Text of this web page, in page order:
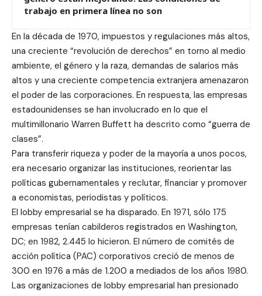
trabajo en primera línea no son
En la década de 1970, impuestos y regulaciones más altos,
una creciente “revolución de derechos” en torno al medio
ambiente, el género y la raza, demandas de salarios más
altos y una creciente competencia extranjera amenazaron
el poder de las corporaciones. En respuesta, las empresas
estadounidenses se han involucrado en lo que el
multimillonario Warren Buffett ha descrito como “guerra de
clases”.
Para transferir riqueza y poder de la mayoría a unos pocos,
era necesario organizar las instituciones, reorientar las
políticas gubernamentales y reclutar, financiar y promover
a economistas, periodistas y políticos.
El lobby empresarial se ha disparado. En 1971, sólo 175
empresas tenían cabilderos registrados en Washington,
DC; en 1982, 2.445 lo hicieron. El número de comités de
acción política (PAC) corporativos creció de menos de
300 en 1976 a más de 1.200 a mediados de los años 1980.
Las organizaciones de lobby empresarial han presionado